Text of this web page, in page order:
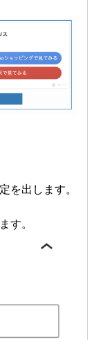
を出します。
す。